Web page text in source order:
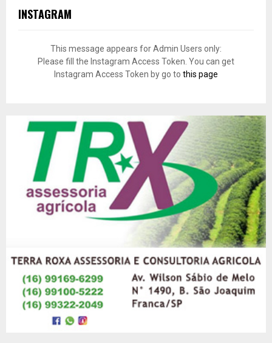
INSTAGRAM
This message appears for Admin Users only:
Please fill the Instagram Access Token. You can get
Instagram Access Token by go to this page